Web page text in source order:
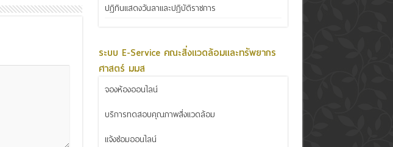
ปฏิทินแสดงวันลาและปฏิบัติราชการ
ระบบ E-Service คณะสิ่งแวดล้อมและทรัพยากร
ศาสตร์ มมส
จองห้องออนไลน์
บริการทดสอบคุณภาพสิ่งแวดล้อม
แจ้งซ่อมออนไลน์